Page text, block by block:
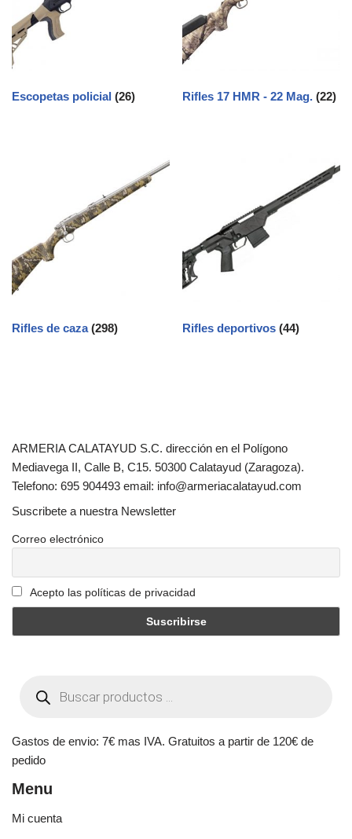
Escopetas policial (26) Rifles 17 HMR - 22 Mag.(22)
Rifles de caza(298) Rifles deportivos(44)
ARMERIA CALATAYUD S.C. dirección en el Polígono
Mediavega II, Calle B, C15. 50300 Calatayud (Zaragoza).
Telefono: 695 904493 email: info@armeriacalatayud.com
Suscribete a nuestra Newsletter
Correo electrónico
Acepto las políticas de privacidad
Gastos de envio: 7€ mas IVA. Gratuitos a partir de 120€ de
pedido
Menu
Mi cuenta